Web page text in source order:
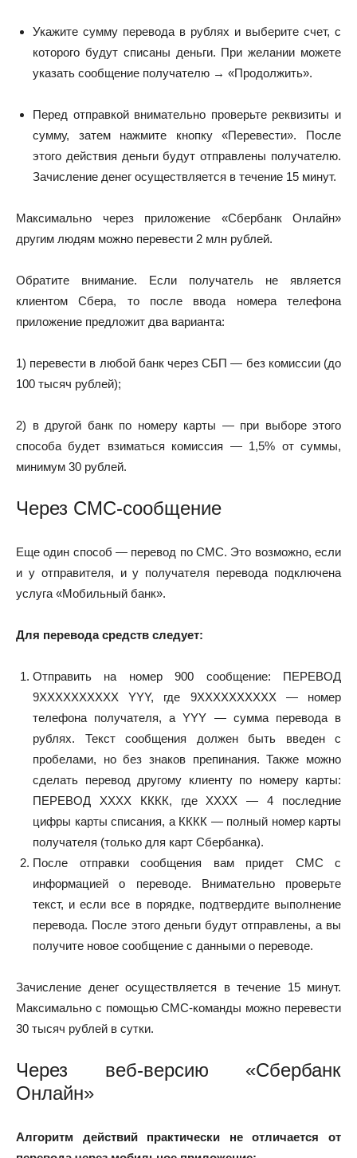
Укажите сумму перевода в рублях и выберите счет, с
которого будут списаны деньги. При желании можете
указать сообщение получателю → «Продолжить».
Перед отправкой внимательно проверьте реквизиты и
сумму, затем нажмите кнопку «Перевести». После
этого действия деньги будут отправлены получателю.
Зачисление денег осуществляется в течение 15 минут.
Максимально через приложение «Сбербанк Онлайн»
другим людям можно перевести 2 млн рублей.
Обратите внимание. Если получатель не является
клиентом Сбера, то после ввода номера телефона
приложение предложит два варианта:
1) перевести в любой банк через СБП — без комиссии (до
100 тысяч рублей);
2) в другой банк по номеру карты — при выборе этого
способа будет взиматься комиссия — 1,5% от суммы,
минимум 30 рублей.
Через СМС-сообщение
Еще один способ — перевод по СМС. Это возможно, если
и у отправителя, и у получателя перевода подключена
услуга «Мобильный банк».
Для перевода средств следует:
Отправить на номер 900 сообщение: ПЕРЕВОД
9ХХХХХХХХХX YYY, где 9ХХХХХХХXХХ — номер
телефона получателя, а YYY — сумма перевода в
рублях. Текст сообщения должен быть введен с
пробелами, но без знаков препинания. Также можно
сделать перевод другому клиенту по номеру карты:
ПЕРЕВОД ХХХХ КККК, где ХХХХ — 4 последние
цифры карты списания, а КККК — полный номер карты
получателя (только для карт Сбербанка).
После отправки сообщения вам придет СМС с
информацией о переводе. Внимательно проверьте
текст, и если все в порядке, подтвердите выполнение
перевода. После этого деньги будут отправлены, а вы
получите новое сообщение с данными о переводе.
Зачисление денег осуществляется в течение 15 минут.
Максимально с помощью СМС-команды можно перевести
30 тысяч рублей в сутки.
Через веб-версию «Сбербанк
Онлайн»
Алгоритм действий практически не отличается от